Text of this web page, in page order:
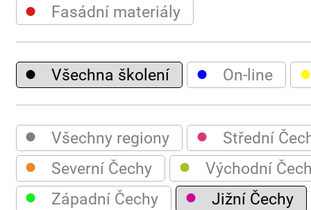
● Fasádní materiály
● Všechna školení ● On-line ●
● Všechny regiony ● Střední
● Severní Čechy ● Východní
● Západní Čechy ● Jižní Čechy